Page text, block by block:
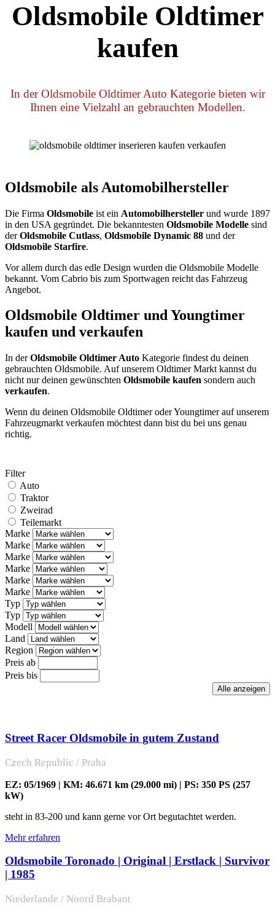
Oldsmobile Oldtimer
kaufen
In der Oldsmobile Oldtimer Auto Kategorie bieten wir
Ihnen eine Vielzahl an gebrauchten Modellen.
Oldsmobile als Automobilhersteller
Die Firma Oldsmobile ist ein Automobilhersteller und wurde 1897
in den USA gegründet. Die bekanntesten Oldsmobile Modelle sind
derOldsmobile Cutlass, Oldsmobile Dynamic 88 und der
Oldsmobile Starfire.
Vor allem durch das edle Design wurden die Oldsmobile Modelle
bekannt. Vom Cabrio bis zum Sportwagen reicht das Fahrzeug
Angebot.
Oldsmobile Oldtimer und Youngtimer
kaufen und verkaufen
In derOldsmobile Oldtimer Auto Kategorie findest du deinen
gebrauchten Oldsmobile. Auf unserem Oldtimer Markt kannst du
nicht nur deinen gewünschten Oldsmobile kaufen sondern auch
verkaufen.
Wenn du deinen Oldsmobile Oldtimer oder Youngtimer auf unserem
Fahrzeugmarkt verkaufen möchtest dann bist du bei uns genau
richtig.
Filter
Auto
Traktor
Zweirad
Teilemarkt
Marke
Marke
Marke
Marke
Marke
Marke
Typ
Typ
Modell
Land
Region
Preis ab
Preis bis
Street Racer Oldsmobile in gutem Zustand
Czech Republic / Praha
EZ: 05/1969 | KM: 46.671 km (29.000 mi) | PS: 350 PS (257
kW)
steht in 83-200 und kann gerne vor Ort begutachtet werden.
Mehr erfahren
Oldsmobile Toronado | Original | Erstlack | Survivor
| 1985
Niederlande / Noord Brabant